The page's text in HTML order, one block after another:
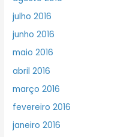
julho 2016
junho 2016
maio 2016
abril 2016
março 2016
fevereiro 2016
janeiro 2016